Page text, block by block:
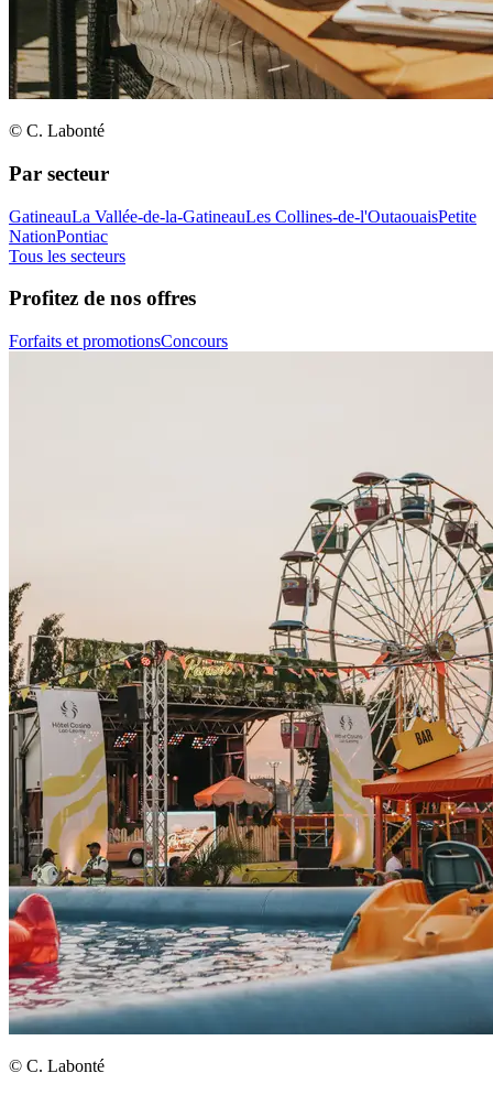
© C. Labonté
Par secteur
GatineauLa Vallée-de-la-GatineauLes Collines-de-l'OutaouaisPetite
NationPontiac
Tous les secteurs
Profitez de nos offres
Forfaits et promotionsConcours
© C. Labonté